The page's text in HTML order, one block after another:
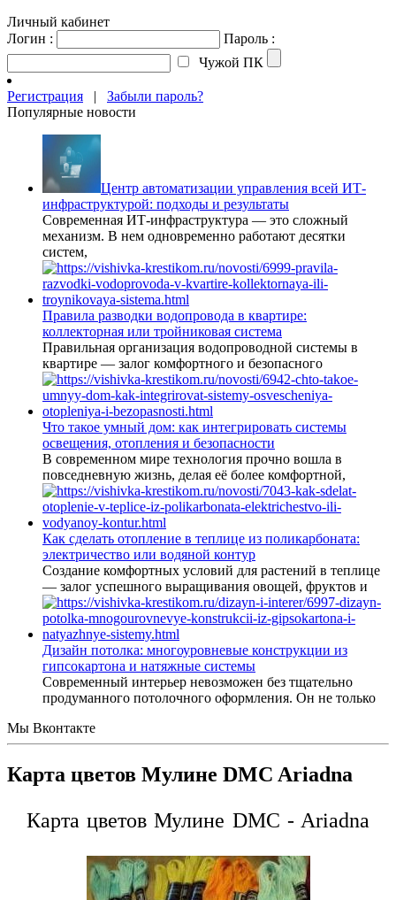
Личный кабинет
Логин :
Пароль :
Чужой ПК
Регистрация | Забыли пароль?
Популярные новости
Центр автоматизации управления всей ИТ-
инфраструктурой: подходы и результаты
Современная ИТ-инфраструктура — это сложный
механизм. В нем одновременно работают десятки
систем,
Правила разводки водопровода в квартире:
коллекторная или тройниковая система
Правильная организация водопроводной системы в
квартире — залог комфортного и безопасного
Что такое умный дом: как интегрировать системы
освещения, отопления и безопасности
В современном мире технология прочно вошла в
повседневную жизнь, делая её более комфортной,
Как сделать отопление в теплице из поликарбоната:
электричество или водяной контур
Создание комфортных условий для растений в теплице
— залог успешного выращивания овощей, фруктов и
Дизайн потолка: многоуровневые конструкции из
гипсокартона и натяжные системы
Современный интерьер невозможен без тщательно
продуманного потолочного оформления. Он не только
Мы Вконтакте
Карта цветов Мулине DMC Ariadna
Карта цветов Мулине DMC - Ariadna